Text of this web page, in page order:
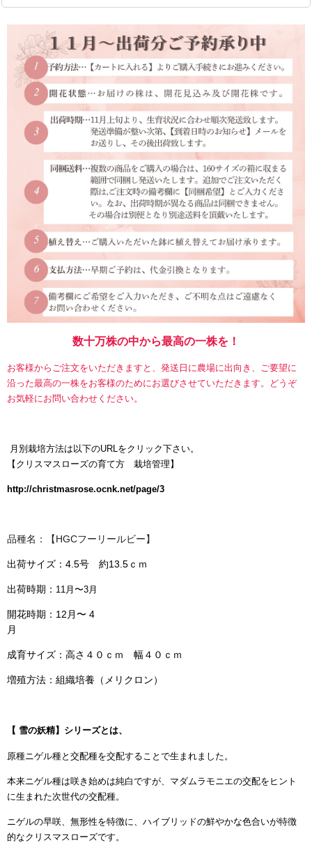
数十万株の中から最高の一株を！
お客様からご注文をいただきますと、発送日に農場に出向き、ご要望に
沿った最高の一株をお客様のためにお選びさせていただきます。どうぞ
お気軽にお問い合わせください。
月別栽培方法は以下のURLをクリック下さい。
【 クリスマスローズの育て方 栽培管理】
http://christmasrose.ocnk.net/page/3
品種名：【HGCフーリールビー】
出荷サイズ：4.5号 約13.5ｃｍ
出荷時期： 11月〜3月
開花時期：12月〜 4
月
成育サイズ：高さ４０ｃｍ 幅４０ｃｍ
増殖方法：組織培養（メリクロン）
【 雪の妖精】シリーズとは、
原種ニゲル種と交配種を交配することで生まれました。
本来ニゲル種は咲き始めは純白ですが、マダムラモニエの交配をヒント
に生まれた次世代の交配種。
ニゲルの早咲、無形性を特徴に、ハイブリッドの鮮やかな色合いが特徴
的なクリスマスローズです。